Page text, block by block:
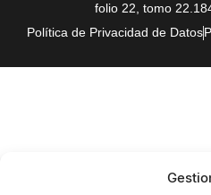
folio 22, tomo
Política de Privacidad de Datos